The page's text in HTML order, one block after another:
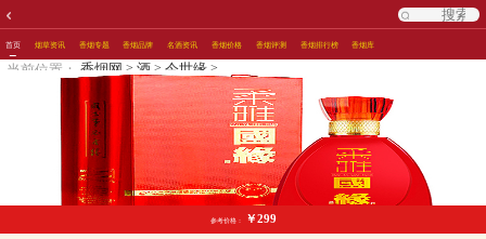
首页 烟草资讯 香烟专题 香烟品牌 名酒资讯 香烟价格 香烟评测 香烟排行榜 香烟库
当前位置： 香烟网 >酒 >今世缘 >
参考价格： ￥299